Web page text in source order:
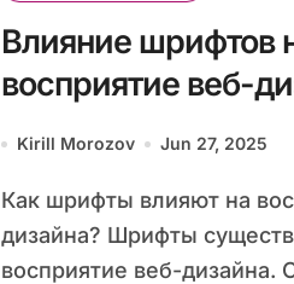
Влияние шрифтов
восприятие веб-
выбор, сочетания и
Kirill Morozov Jun 27, 2025
Как шрифты влияют на восприятие веб-
дизайна? Шрифты
восприятие веб-дизайна.